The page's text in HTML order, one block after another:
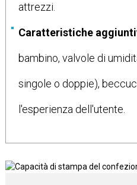
attrezzi.
Caratteristiche
bambino, valvole di
singole o doppie),
l'esperienza dell'utente.